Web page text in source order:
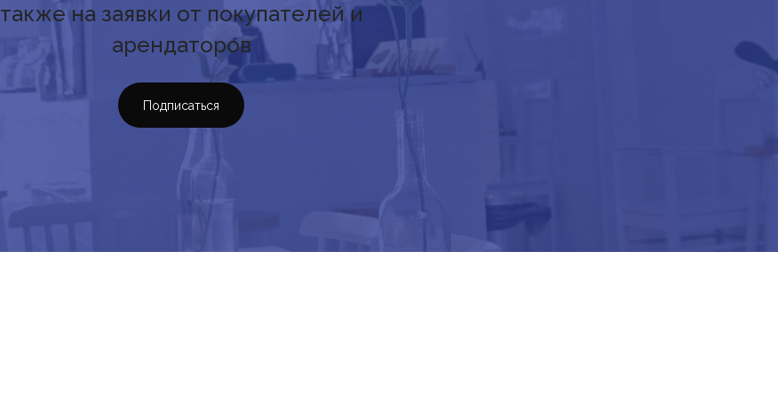
также на заявки от покупателей и
арендаторов
Подписаться